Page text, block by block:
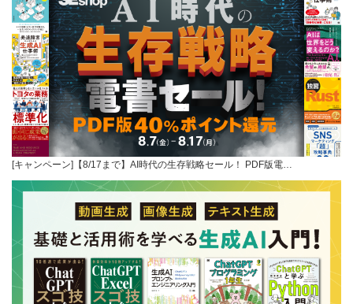
[キャンペーン]【8/17まで】AI時代の生存戦略セール！ PDF版電…